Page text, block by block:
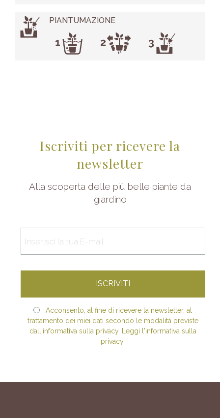
PIANTUMAZIONE
Iscriviti per ricevere la
newsletter
Alla scoperta delle più belle piante da
giardino
Acconsento, al fine di ricevere la newsletter, al
trattamento dei miei dati secondo le modalità previste
dall'informativa sulla privacy. Leggi l'informativa sulla
privacy.